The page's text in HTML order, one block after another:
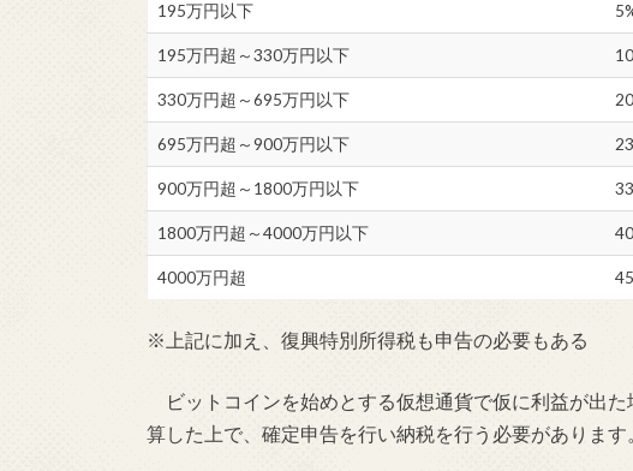
195万円以下
195万円超～330万円以下
330万円超～695万円以下
695万円超～900万円以下
900万円超～1800万円以下
1800万円超～4000万円以下
4000万円超
※上記に加え、復興特別所得税も申告の必要もある
ビットコインを始めとする仮想通貨で仮に利益が出
算した上で、確定申告を行い納税を行う必要があります